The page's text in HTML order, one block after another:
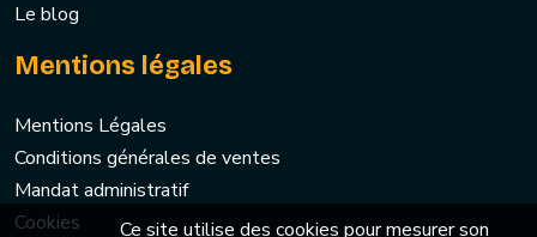
Le blog
Mentions légales
Mentions Légales
Conditions générales de ventes
Mandat administratif
Cookies
Ce site utilise des cookies pour mesurer son